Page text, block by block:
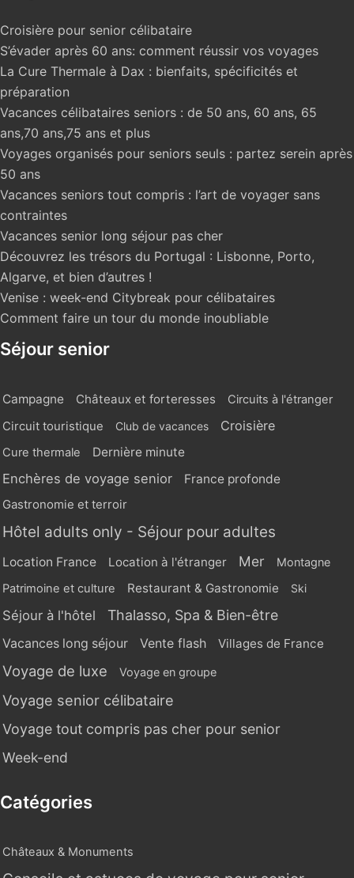
Croisière pour senior célibataire
S’évader après 60 ans: comment réussir vos voyages
La Cure Thermale à Dax : bienfaits, spécificités et
préparation
Vacances célibataires seniors : de 50 ans, 60 ans, 65
ans,70 ans,75 ans et plus
Voyages organisés pour seniors seuls : partez serein après
50 ans
Vacances seniors tout compris : l’art de voyager sans
contraintes
Vacances senior long séjour pas cher
Découvrez les trésors du Portugal : Lisbonne, Porto,
Algarve, et bien d’autres !
Venise : week-end Citybreak pour célibataires
Comment faire un tour du monde inoubliable
Séjour senior
Campagne Châteaux et forteresses
Circuits à l'étranger
Circuit touristique
Club de vacances Croisière
Cure thermale Dernière minute
Enchères de voyage senior
France profonde
Gastronomie et terroir
Hôtel adults only - Séjour pour adultes
Location France Location à l'étranger Mer Montagne
Patrimoine et culture Restaurant & Gastronomie Ski
Séjour à l'hôtel Thalasso, Spa & Bien-être
Vacances long séjour Vente flash Villages de France
Voyage de luxe Voyage en groupe
Voyage senior célibataire
Voyage tout compris pas cher pour senior
Week-end
Catégories
Châteaux & Monuments